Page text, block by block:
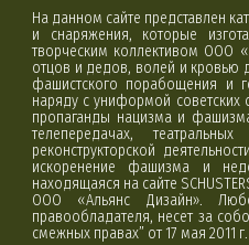
На данном сайте представлен
и снаряжения, которые
творческим коллективом ООО
отцов и дедов, волей и кровью
фашистского порабощения и
наряду с униформой советских
пропаганды нацизма и
телепередачах,
реконструкторской
искоренение фашизма и
находящаяся на сайте
ООО «Альянс Дизайн».
правообладателя, несет за
смежных правах” от 17 мая 2011